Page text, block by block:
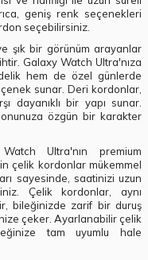
geniş renk seçenekleri
seçebilirsiniz.
şık bir görünüm arayanlar
Galaxy Watch Ultra'nıza
hem de özel günlerde
sunar. Deri kordonlar,
dayanıklı bir yapı sunar.
özgün bir karakter
Ultra'nın premium
çelik kordonlar mükemmel
sayesinde, saatinizi uzun
Çelik kordonlar, aynı
bileğinizde zarif bir duruş
çeker. Ayarlanabilir çelik
tam uyumlu hale